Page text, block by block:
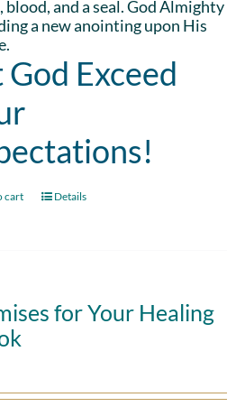
blood, and a seal. God Almighty
a new anointing upon His
God Exceed
cart Details
for Your Healing